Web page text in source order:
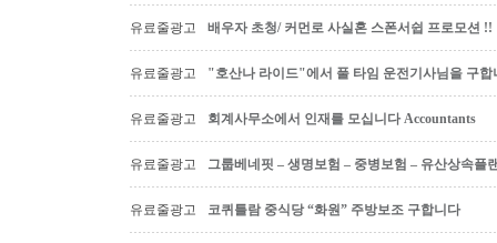
유료줄광고 배우자 초청/ 커먼로 사실혼 스폰서쉽 프로모션 !!
유료줄광고 "호산나 라이드"에서 풀 타임 운전기사님을 구합
유료줄광고 회계사무소에서 인재를 모십니다 Accountants
유료줄광고 그룹베네핏 – 생명보험 – 중병보험 – 유산상속플
유료줄광고 코퀴틀람 중식당 “화원” 주방보조 구합니다